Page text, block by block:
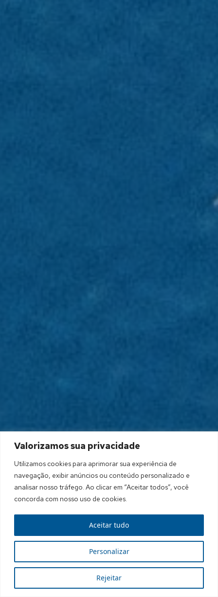
Valorizamos sua privacidade
Utilizamos cookies para aprimorar sua experiência de
navegação, exibir anúncios ou conteúdo personalizado e
analisar nosso tráfego. Ao clicar em “Aceitar todos”, você
concorda com nosso uso de cookies.
Personalizar
Rejeitar
Aceitar tudo